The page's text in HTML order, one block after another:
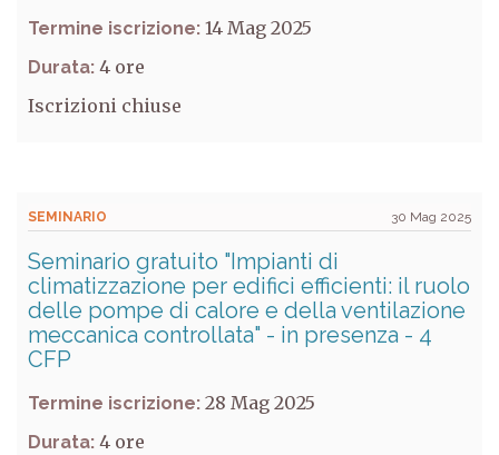
Termine iscrizione: 14 Mag 2025
Durata: 4
Iscrizioni chiuse
SEMINARIO 30 Mag 2025
Seminario gratuito "Impianti di
climatizzazione per edifici efficienti: il ruolo
delle pompe di calore e della ventilazione
meccanica controllata" - in presenza - 4
CFP
Termine iscrizione: 28 Mag 2025
Durata: 4